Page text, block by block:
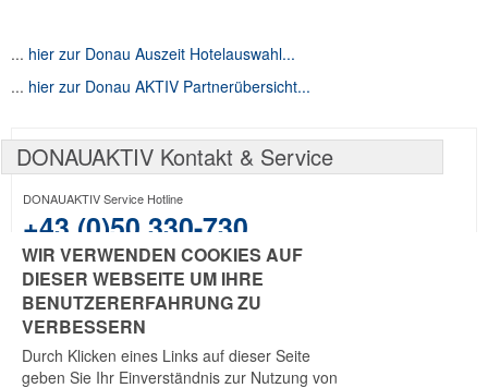
... hier zur Donau Auszeit Hotelauswahl...
... hier zur Donau AKTIV Partnerübersicht...
DONAUAKTIV Kontakt & Service
DONAUAKTIV Service Hotline
+43 (0)50 330-730
DONAUAKTIV Service E-Mail
office@donau-aktiv.at
WIR VERWENDEN COOKIES AUF
DIESER WEBSEITE UM IHRE
BENUTZERERFAHRUNG ZU
VERBESSERN
Durch Klicken eines Links auf dieser Seite
geben Sie Ihr Einverständnis zur Nutzung von